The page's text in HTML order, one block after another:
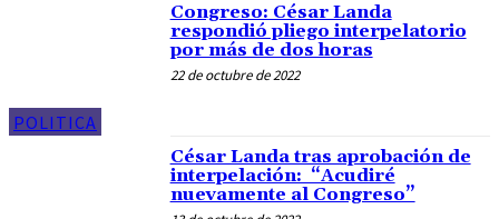
POLITICA
Congreso: César Landa
respondió pliego interpelatorio
por más de dos horas
22 de octubre de 2022
César Landa tras aprobación de
interpelación: “Acudiré
nuevamente al Congreso”